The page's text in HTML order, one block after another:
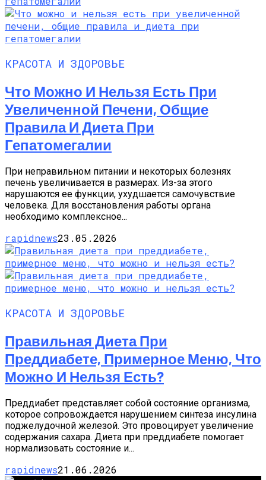
КРАСОТА И ЗДОРОВЬЕ
Что Можно И Нельзя Есть При
Увеличенной Печени, Общие
Правила И Диета При
Гепатомегалии
При неправильном питании и некоторых болезнях
печень увеличивается в размерах. Из-за этого
нарушаются ее функции, ухудшается самочувствие
человека. Для восстановления работы органа
необходимо комплексное...
rapidnews23.05.2026
КРАСОТА И ЗДОРОВЬЕ
Правильная Диета При
Преддиабете, Примерное Меню, Что
Можно И Нельзя Есть?
Преддиабет представляет собой состояние организма,
которое сопровождается нарушением синтеза инсулина
поджелудочной железой. Это провоцирует увеличение
содержания сахара. Диета при преддиабете помогает
нормализовать состояние и...
rapidnews21.06.2026